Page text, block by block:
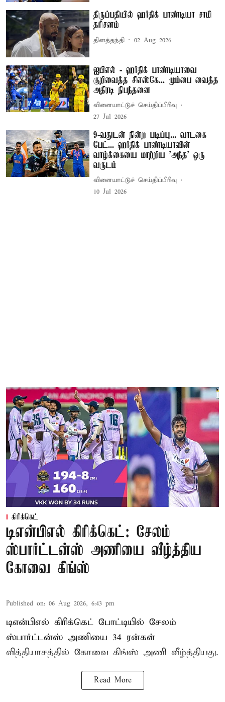
திருப்பதியில் ஹர்திக் பாண்டியா சாமி
தரிசனம்
தினத்தந்தி 02 Aug 2026
ஐபிஎல் - ஹர்திக் பாண்டியாவை
குறிவைத்த சிஎஸ்கே... மும்பை வைத்த
அதிரடி நிபந்தனை
விளையாட்டுச் செய்திப்பிரிவு
27 Jul 2026
9-வதுடன் நின்ற படிப்பு... வாடகை
பேட்... ஹர்திக் பாண்டியாவின்
வாழ்க்கையை மாற்றிய 'அந்த' ஒரு
வருடம்
விளையாட்டுச் செய்திப்பிரிவு
10 Jul 2026
கிரிக்கெட்
டிஎன்பிஎல் கிரிக்கெட்: சேலம்
ஸ்பார்ட்டன்ஸ் அணியை வீழ்த்திய
கோவை கிங்ஸ்
Published on: 06 Aug 2026, 6:43 pm
டிஎன்பிஎல் கிரிக்கெட் போட்டியில் சேலம்
ஸ்பார்ட்டன்ஸ் அணியை 34 ரன்கள்
வித்தியாசத்தில் கோவை கிங்ஸ் அணி வீழ்த்தியது.
Read More